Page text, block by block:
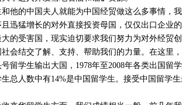
的中国夫人就能为中国经贸做这么多事情，
迅猛增长的对外直接投资母国，仅仅出口企业
的受害国，现实迫切要求我们努力为对外经贸
会结交了解、支持、帮助我们的力量。在这里
学生输出大国，1978年至2008年各类出国留
总人数中有14%是中国留学生。接受中国留学